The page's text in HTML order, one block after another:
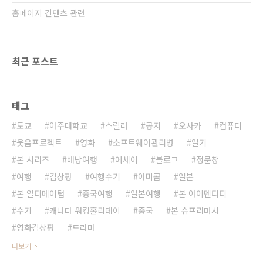
홈페이지 컨텐츠 관련
최근 포스트
태그
도쿄 아주대학교 스릴러 공지 오사카
컴퓨터
웃음프로젝트
영화 소프트웨어관리병
일기
본 시리즈
배낭여행 에세이 블로그
정문창
여행
감상평 여행수기 아미콤
일본
본 얼티메이텀
중국여행 일본여행
본 아이덴티티
수기
캐나다 워킹홀리데이 중국
본 슈프리머시
영화감상평
드라마
더보기